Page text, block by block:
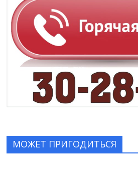
МОЖЕТ ПРИГОДИТЬСЯ